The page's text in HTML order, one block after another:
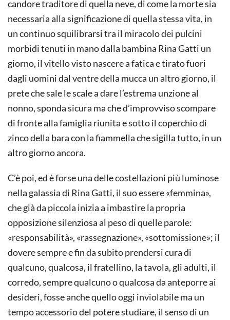
candore traditore di quella neve, di come la morte sia
necessaria alla significazione di quella stessa vita, in
un continuo squilibrarsi tra il miracolo dei pulcini
morbidi tenuti in mano dalla bambina Rina Gatti un
giorno, il vitello visto nascere a fatica e tirato fuori
dagli uomini dal ventre della mucca un altro giorno, il
prete che sale le scale a dare l’estrema unzione al
nonno, sponda sicura ma che d’improvviso scompare
di fronte alla famiglia riunita e sotto il coperchio di
zinco della bara con la fiammella che sigilla tutto, in un
altro giorno ancora.
C’è poi, ed è forse una delle costellazioni più luminose
nella galassia di Rina Gatti, il suo essere «femmina»,
che già da piccola inizia a imbastire la propria
opposizione silenziosa al peso di quelle parole:
«responsabilità», «rassegnazione», «sottomissione»; il
dovere sempre e fin da subito prendersi cura di
qualcuno, qualcosa, il fratellino, la tavola, gli adulti, il
corredo, sempre qualcuno o qualcosa da anteporre ai
desideri, fosse anche quello oggi inviolabile ma un
tempo accessorio del potere studiare, il senso di un